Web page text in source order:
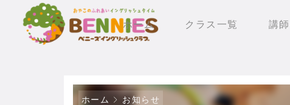
ホーム クラス一覧 講
ホーム お知らせ